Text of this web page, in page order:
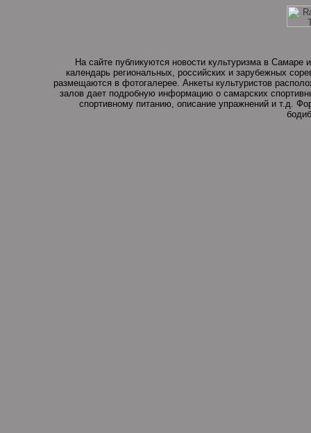
календарь региональных, российских и зарубежных
размещаются в фотогалерее. Анкеты культуристов
залов дает подробную информацию о самарских
спортивному питанию, описание упражнений и т.д.